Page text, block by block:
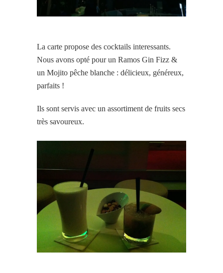
La carte propose des cocktails interessants.
Nous avons opté pour un Ramos Gin Fizz &
un Mojito pêche blanche : délicieux, généreux,
parfaits !
Ils sont servis avec un assortiment de fruits secs
très savoureux.